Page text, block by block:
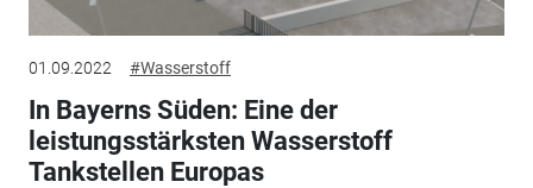
01.09.2022 #Wasserstoff
In Bayerns Süden: Eine der
leistungsstärksten Wasserstoff
Tankstellen Europas